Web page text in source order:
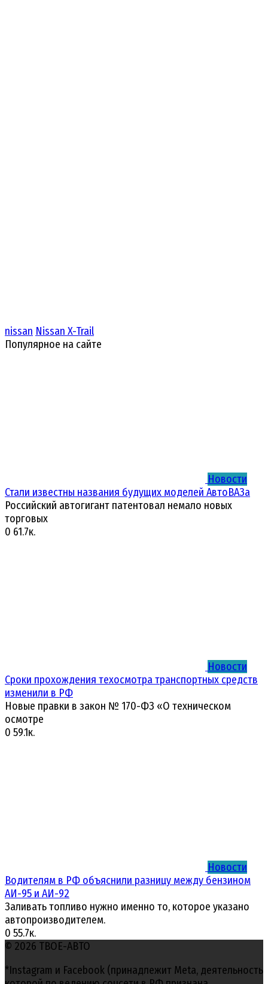
nissan Nissan X-Trail
Популярное на сайте
Новости
Стали известны названия будущих моделей АвтоВАЗа
Российский автогигант патентовал немало новых
торговых
0 61.7к.
Новости
Сроки прохождения техосмотра транспортных средств
изменили в РФ
Новые правки в закон № 170-ФЗ «О техническом
осмотре
0 59.1к.
Новости
Водителям в РФ объяснили разницу между бензином
АИ-95 и АИ-92
Заливать топливо нужно именно то, которое указано
автопроизводителем.
0 55.7к.
© 2026 ТВОЕ-АВТО
*Instagram и Facebook (принадлежит Meta, деятельность